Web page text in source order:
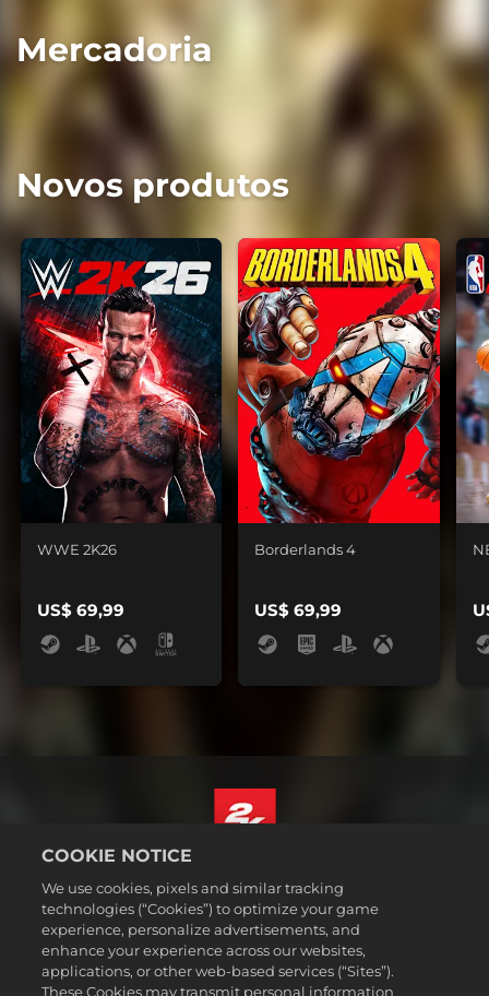
Mercadoria
Novos produtos
WWE 2K26
US$ 69,99
Borderlands 4
US$ 69,99
Termos legais
Política de Privacidade
Política de Cookies
Português - Brasil
COOKIE NOTICE
We use cookies, pixels and similar tracking
technologies (“Cookies”) to optimize your game
experience, personalize advertisements, and
enhance your experience across our websites,
applications, or other web-based services (“Sites”).
These Cookies may transmit personal information